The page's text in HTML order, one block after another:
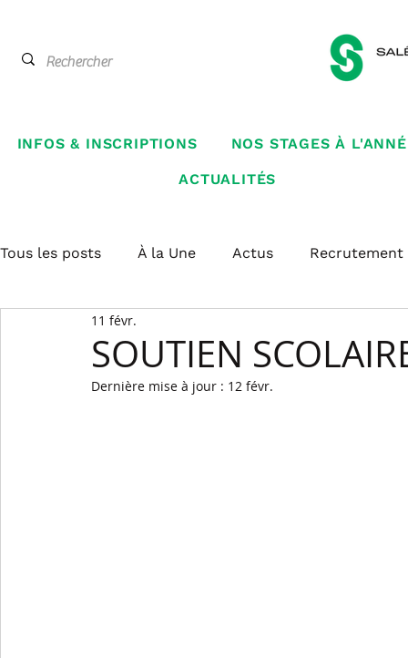
INFOS & INSCRIPTIONS NOS STAGES À
ACTUALITÉS
Tous les posts À la Une Actus Recrutement
SOUTIEN
11 févr.
Dernière mise à jour : 12 févr.